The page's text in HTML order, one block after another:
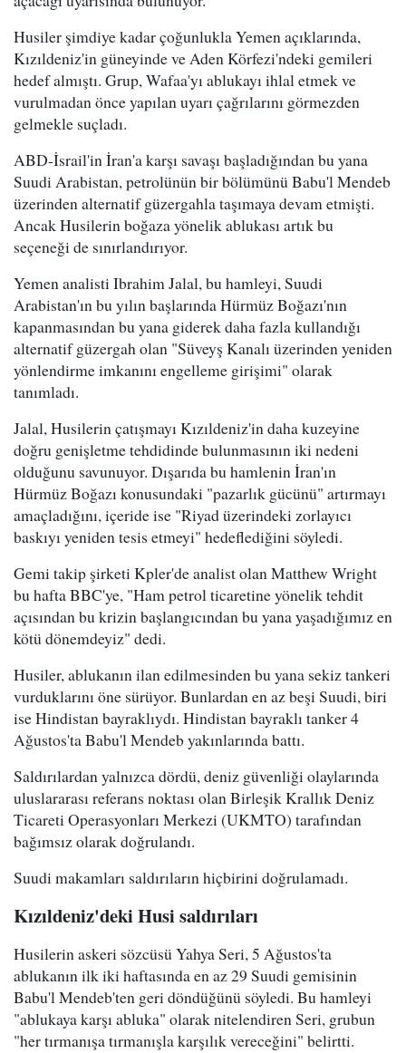
Husiler şimdiye kadar çoğunlukla Yemen açıklarında,
Kızıldeniz'in güneyinde ve Aden Körfezi'ndeki gemileri
hedef almıştı. Grup, Wafaa'yı ablukayı ihlal etmek ve
vurulmadan önce yapılan uyarı çağrılarını görmezden
gelmekle suçladı.
ABD-İsrail'in İran'a karşı savaşı başladığından bu yana
Suudi Arabistan, petrolünün bir bölümünü Babu'l Mendeb
üzerinden alternatif güzergahla taşımaya devam etmişti.
Ancak Husilerin boğaza yönelik ablukası artık bu
seçeneği de sınırlandırıyor.
Yemen analisti Ibrahim Jalal, bu hamleyi, Suudi
Arabistan'ın bu yılın başlarında Hürmüz Boğazı'nın
kapanmasından bu yana giderek daha fazla kullandığı
alternatif güzergah olan "Süveyş Kanalı üzerinden yeniden
yönlendirme imkanını engelleme girişimi" olarak
tanımladı.
Jalal, Husilerin çatışmayı Kızıldeniz'in daha kuzeyine
doğru genişletme tehdidinde bulunmasının iki nedeni
olduğunu savunuyor. Dışarıda bu hamlenin İran'ın
Hürmüz Boğazı konusundaki "pazarlık gücünü" artırmayı
amaçladığını, içeride ise "Riyad üzerindeki zorlayıcı
baskıyı yeniden tesis etmeyi" hedeflediğini söyledi.
Gemi takip şirketi Kpler'de analist olan Matthew Wright
bu hafta BBC'ye, "Ham petrol ticaretine yönelik tehdit
açısından bu krizin başlangıcından bu yana yaşadığımız en
kötü dönemdeyiz" dedi.
Husiler, ablukanın ilan edilmesinden bu yana sekiz tankeri
vurduklarını öne sürüyor. Bunlardan en az beşi Suudi, biri
ise Hindistan bayraklıydı. Hindistan bayraklı tanker 4
Ağustos'ta Babu'l Mendeb yakınlarında battı.
Saldırılardan yalnızca dördü, deniz güvenliği olaylarında
uluslararası referans noktası olan Birleşik Krallık Deniz
Ticareti Operasyonları Merkezi (UKMTO) tarafından
bağımsız olarak doğrulandı.
Suudi makamları saldırıların hiçbirini doğrulamadı.
Kızıldeniz'deki Husi saldırıları
Husilerin askeri sözcüsü Yahya Seri, 5 Ağustos'ta
ablukanın ilk iki haftasında en az 29 Suudi gemisinin
Babu'l Mendeb'ten geri döndüğünü söyledi. Bu hamleyi
"ablukaya karşı abluka" olarak nitelendiren Seri, grubun
"her tırmanışa tırmanışla karşılık vereceğini" belirtti.